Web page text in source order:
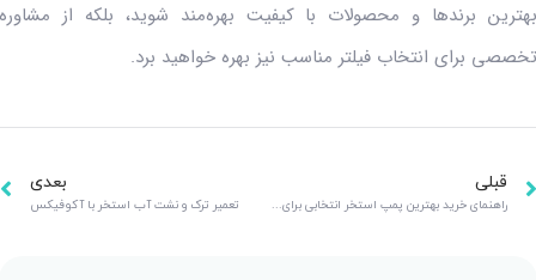
برندها و محصولات با کیفیت بهره‌مند شوید، بلکه از
برای انتخاب فیلتر مناسب نیز بهره خواهید برد.
قبلی
راهنمای خرید بهترین پمپ استخر انتخابی برای بهره‌وری بیشتر
بعدی
تعمیر ترک و نشت آب استخر با آکوفیکس